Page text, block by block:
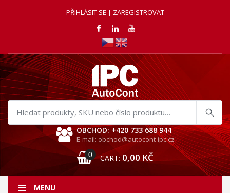
PŘIHLÁSIT SE | ZAREGISTROVAT
Hledat
produkty
OBCHOD: +420 733 688 944
E-mail: obchod@autocont-ipc.cz
0 CART: 0,00 KČ
MENU